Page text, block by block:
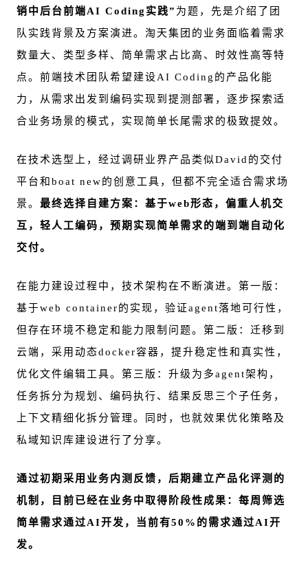
销中后台前端AI Coding实践” 为题，先是介绍了团
队实践背景及方案演进。淘天集团的业务面临着需求
数量大、类型多样、简单需求占比高、时效性高等特
点。前端技术团队希望建设AI Coding的产品化能
力，从需求出发到编码实现到提测部署，逐步探索适
合业务场景的模式，实现简单长尾需求的极致提效。
在技术选型上，经过调研业界产品类似David的交付
平台和boat new的创意工具，但都不完全适合需求场
景。 最终选择自建方案：基于web形态，偏重人机交
互，轻人工编码，预期实现简单需求的端到端自动化
交付。
在能力建设过程中，技术架构在不断演进。第一版：
基于web container的实现，验证agent落地可行性，
但存在环境不稳定和能力限制问题。第二版：迁移到
云端，采用动态docker容器，提升稳定性和真实性，
优化文件编辑工具。第三版：升级为多agent架构，
任务拆分为规划、编码执行、结果反思三个子任务，
上下文精细化拆分管理。同时，也就效果优化策略及
私域知识库建设进行了分享。
通过初期采用业务内测反馈，后期建立产品化评测的
机制，目前已经在业务中取得阶段性成果：每周筛选
简单需求通过AI开发，当前有50%的需求通过AI开
发。